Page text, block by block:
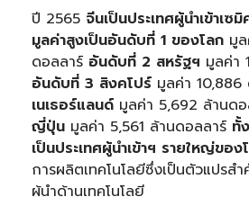
ปี 2565 จีนเป็นประเทศผู้นำเข้าเซ
มูลค่าสูงเป็นอันดับที่ 1 ของโลก มู
ดอลลาร์ อันดับที่ 2 สหรัฐฯ มูลค่า
อันดับที่ 3 สิงคโปร์ มูลค่า 10,886
เนเธอร์แลนด์ มูลค่า 5,692 ล้านดอ
ญี่ปุ่น มูลค่า 5,561 ล้านดอลลาร์ ทั้
เป็นประเทศผู้นำเข้าฯ รายใหญ่ของ
การผลิตเทคโนโลยีซึ่งเป็นตัวแปรส
ผู้นำด้านเทคโนโลยี